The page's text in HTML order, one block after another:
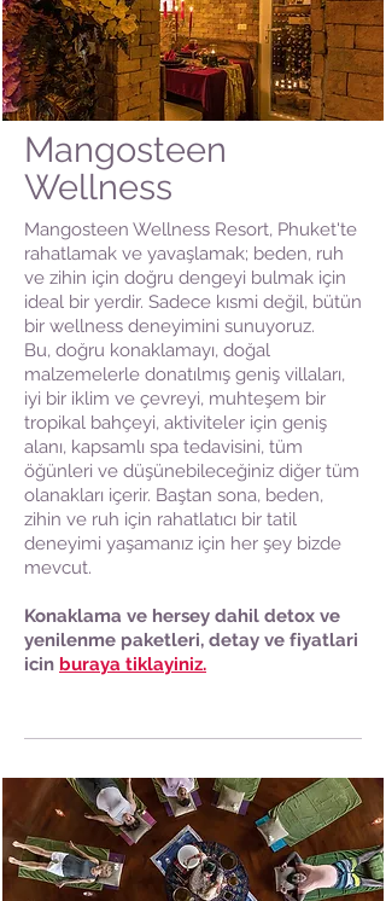
Mangosteen
Wellness
Mangosteen Wellness Resort, Phuket'te
rahatlamak ve yavaşlamak; beden, ruh
ve zihin için doğru dengeyi bulmak için
ideal bir yerdir. Sadece kısmi değil, bütün
bir wellness deneyimini sunuyoruz.
Bu, doğru konaklamayı, doğal
malzemelerle donatılmış geniş villaları,
iyi bir iklim ve çevreyi, muhteşem bir
tropikal bahçeyi, aktiviteler için geniş
alanı, kapsamlı spa tedavisini, tüm
öğünleri ve düşünebileceğiniz diğer tüm
olanakları içerir. Baştan sona, beden,
zihin ve ruh için rahatlatıcı bir tatil
deneyimi yaşamanız için her şey bizde
mevcut.
Konaklama ve hersey dahil detox ve
yenilenme paketleri, detay ve fiyatlari
icin buraya tiklayiniz.